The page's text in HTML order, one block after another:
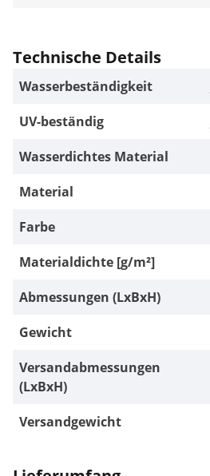
Technische Details
Wasserbeständigkeit
UV-beständig
Wasserdichtes Material
Material
Farbe
Materialdichte [g/m²]
Abmessungen (LxBxH)
Gewicht
Versandabmessungen
(LxBxH)
Versandgewicht